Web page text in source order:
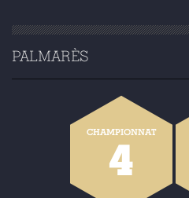
PALMARÈS
CHAMPIONNAT
4